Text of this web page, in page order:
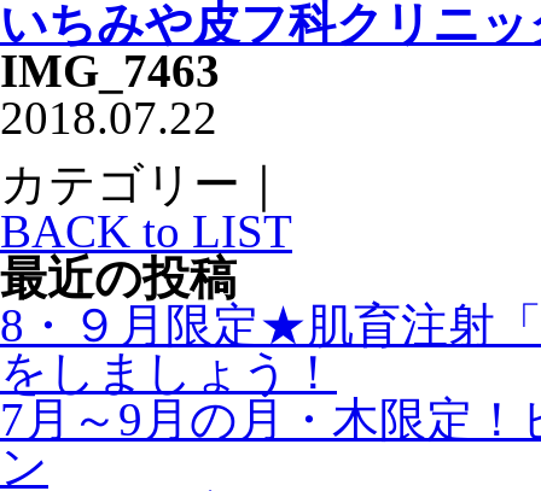
いちみや皮フ科クリニ
IMG_7463
2018.07.22
カテゴリー｜
BACK to LIST
最近の投稿
8・９月限定★肌育注射
をしましょう！
7月～9月の月・木限定
ン